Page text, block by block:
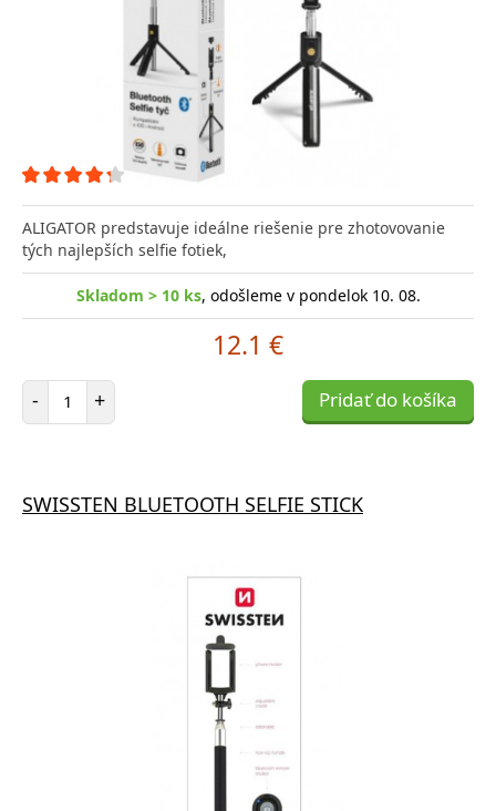
ALIGATOR predstavuje ideálne riešenie pre zhotovovanie
tých najlepších selfie fotiek,
Skladom > 10 ks, odošleme v pondelok 10. 08.
12.1 €
- Počet položiek
+ Pridať do košíka
SWISSTEN BLUETOOTH SELFIE STICK